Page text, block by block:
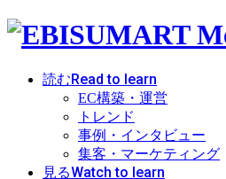
読むRead to learn
EC構築・運営
トレンド
事例・インタビュー
集客・マーケティング
見るWatch to learn